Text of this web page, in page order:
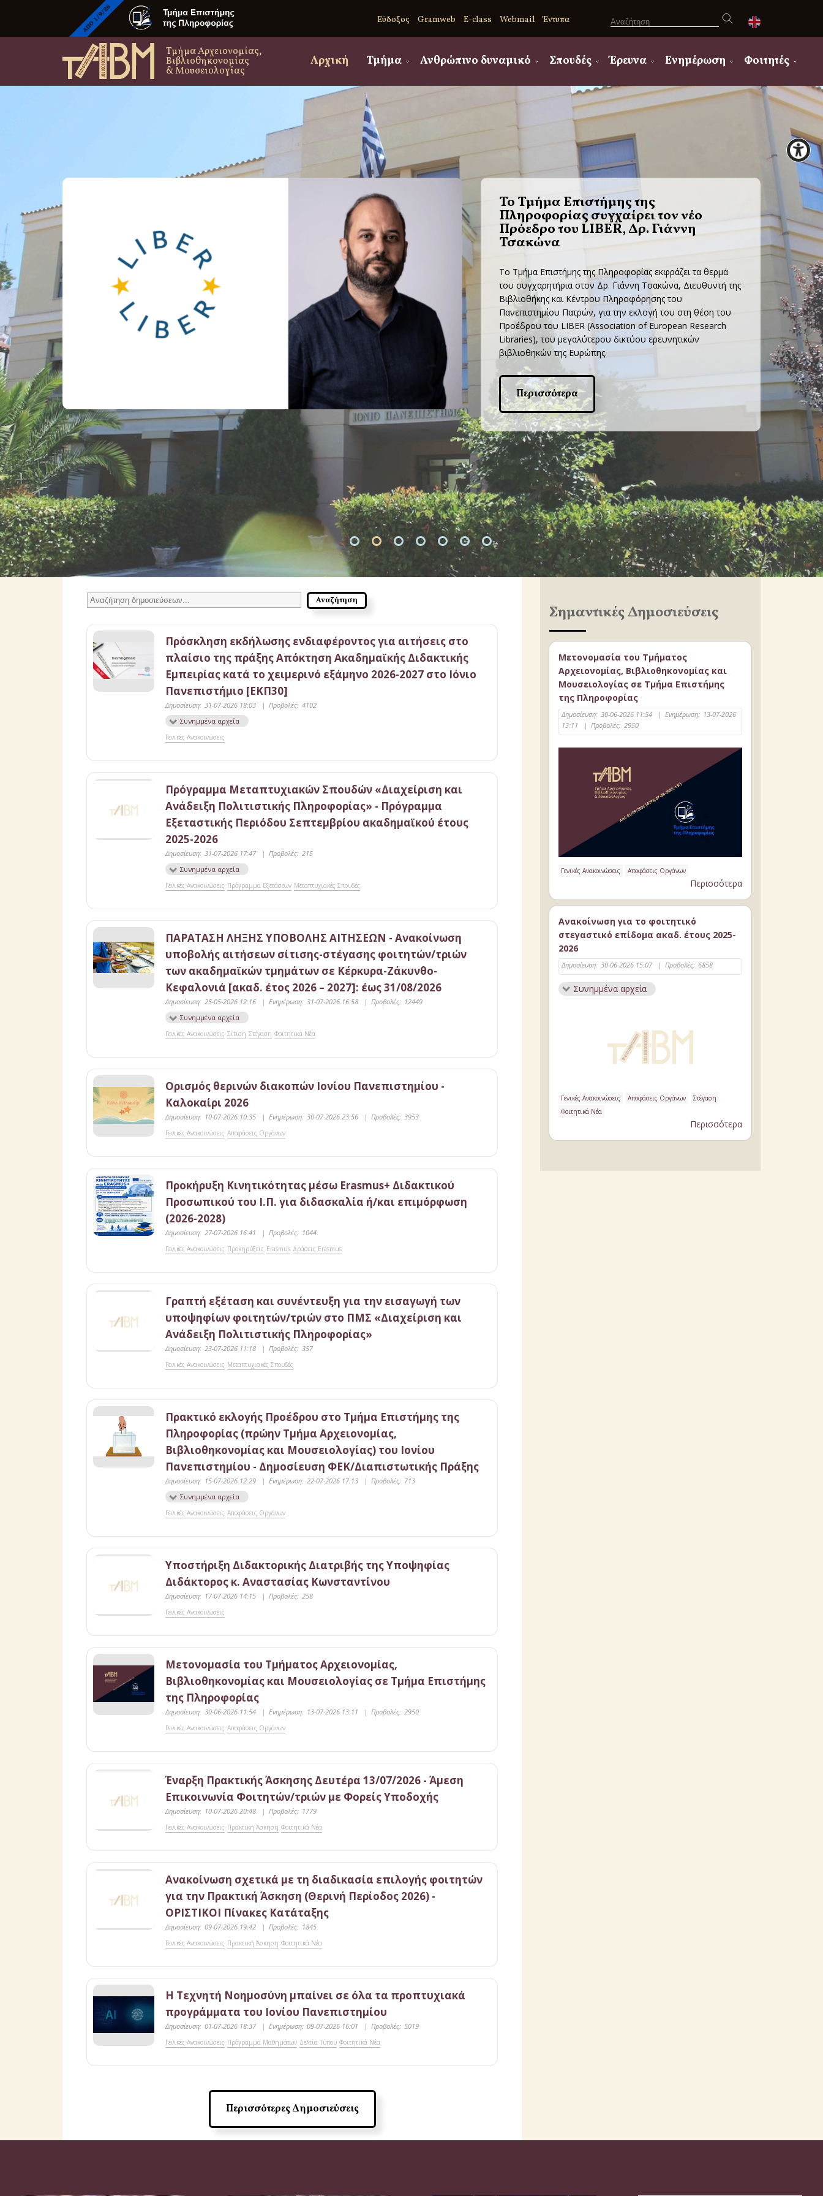
Εύδοξος Gramweb E-class Webmail Έντυπα
Τμήμα Αρχειονομίας,
Βιβλιοθηκονομίας
& Μουσειολογίας
Αρχική Τμήμα Ανθρώπινο δυναμικό Σπουδές Έρευνα Ενημέρωση Φοιτητές
Το Τμήμα Επιστήμης της
Πληροφορίας συγχαίρει τον νέο
Πρόεδρο του LIBER, Δρ. Γιάννη
Τσακώνα
Το Τμήμα Επιστήμης της Πληροφορίας εκφράζει τα θερμά
του συγχαρητήρια στον Δρ. Γιάννη Τσακώνα, Διευθυντή της
Βιβλιοθήκης και Κέντρου Πληροφόρησης του
Πανεπιστημίου Πατρών, για την εκλογή του στη θέση του
Προέδρου του LIBER (Association of European Research
Libraries), του μεγαλύτερου δικτύου ερευνητικών
βιβλιοθηκών της Ευρώπης.
Περισσότερα
Σημαντικές Δημοσιεύσεις
Μετονομασία του Τμήματος
Αρχειονομίας, Βιβλιοθηκονομίας και
Μουσειολογίας σε Τμήμα Επιστήμης
της Πληροφορίας
Δημοσίευση: 30-06-2026 11:54 | Ενημέρωση: 13-07-2026
13:11
| Προβολές: 2950
Γενικές Ανακοινώσεις Αποφάσεις Οργάνων
Περισσότερα
Ανακοίνωση για το φοιτητικό
στεγαστικό επίδομα ακαδ. έτους 2025-
2026
Δημοσίευση: 30-06-2026 15:07 | Προβολές: 6858
Συνημμένα αρχεία
Γενικές Ανακοινώσεις Αποφάσεις Οργάνων
Στέγαση
Φοιτητικά Νέα
Περισσότερα
Πρόσκληση εκδήλωσης ενδιαφέροντος για αιτήσεις στο
πλαίσιο της πράξης Απόκτηση Ακαδημαϊκής Διδακτικής
Εμπειρίας κατά το χειμερινό εξάμηνο 2026-2027 στο Ιόνιο
Πανεπιστήμιο [ΕΚΠ30]
Δημοσίευση: 31-07-2026 18:03 | Προβολές: 4102
Συνημμένα αρχεία
Γενικές Ανακοινώσεις
Πρόγραμμα Μεταπτυχιακών Σπουδών «Διαχείριση και
Ανάδειξη Πολιτιστικής Πληροφορίας» - Πρόγραμμα
Εξεταστικής Περιόδου Σεπτεμβρίου ακαδημαϊκού έτους
2025-2026
Δημοσίευση: 31-07-2026 17:47 | Προβολές: 215
Συνημμένα αρχεία
Γενικές Ανακοινώσεις Πρόγραμμα Εξετάσεων Μεταπτυχιακές Σπουδές
ΠΑΡΑΤΑΣΗ ΛΗΞΗΣ ΥΠΟΒΟΛΗΣ ΑΙΤΗΣΕΩΝ - Ανακοίνωση
υποβολής αιτήσεων σίτισης-στέγασης φοιτητών/τριών
των ακαδημαϊκών τμημάτων σε Κέρκυρα-Ζάκυνθο-
Κεφαλονιά [ακαδ. έτος 2026 – 2027]: έως 31/08/2026
Δημοσίευση: 25-05-2026 12:16 | Ενημέρωση: 31-07-2026 16:58 | Προβολές: 12449
Συνημμένα αρχεία
Γενικές Ανακοινώσεις Σίτιση Στέγαση Φοιτητικά Νέα
Ορισμός θερινών διακοπών Ιονίου Πανεπιστημίου -
Καλοκαίρι 2026
Δημοσίευση: 10-07-2026 10:35 | Ενημέρωση: 30-07-2026 23:56 | Προβολές: 3953
Γενικές Ανακοινώσεις Αποφάσεις Οργάνων
Προκήρυξη Κινητικότητας μέσω Erasmus+ Διδακτικού
Προσωπικού του Ι.Π. για διδασκαλία ή/και επιμόρφωση
(2026-2028)
Δημοσίευση: 27-07-2026 16:41 | Προβολές: 1044
Γενικές Ανακοινώσεις Προκηρύξεις Erasmus Δράσεις Erasmus
Γραπτή εξέταση και συνέντευξη για την εισαγωγή των
υποψηφίων φοιτητών/τριών στο ΠΜΣ «Διαχείριση και
Ανάδειξη Πολιτιστικής Πληροφορίας»
Δημοσίευση: 23-07-2026 11:18 | Προβολές: 357
Γενικές Ανακοινώσεις Μεταπτυχιακές Σπουδές
Πρακτικό εκλογής Προέδρου στο Τμήμα Επιστήμης της
Πληροφορίας (πρώην Τμήμα Αρχειονομίας,
Βιβλιοθηκονομίας και Μουσειολογίας) του Ιονίου
Πανεπιστημίου - Δημοσίευση ΦΕΚ/Διαπιστωτικής Πράξης
Δημοσίευση: 15-07-2026 12:29 | Ενημέρωση: 22-07-2026 17:13 | Προβολές: 713
Συνημμένα αρχεία
Γενικές Ανακοινώσεις Αποφάσεις Οργάνων
Υποστήριξη Διδακτορικής Διατριβής της Υποψηφίας
Διδάκτορος κ. Αναστασίας Κωνσταντίνου
Δημοσίευση: 17-07-2026 14:15 | Προβολές: 258
Γενικές Ανακοινώσεις
Μετονομασία του Τμήματος Αρχειονομίας,
Βιβλιοθηκονομίας και Μουσειολογίας σε Τμήμα Επιστήμης
της Πληροφορίας
Δημοσίευση: 30-06-2026 11:54 | Ενημέρωση: 13-07-2026 13:11 | Προβολές: 2950
Γενικές Ανακοινώσεις Αποφάσεις Οργάνων
Έναρξη Πρακτικής Άσκησης Δευτέρα 13/07/2026 - Άμεση
Επικοινωνία Φοιτητών/τριών με Φορείς Υποδοχής
Δημοσίευση: 10-07-2026 20:48 | Προβολές: 1779
Γενικές Ανακοινώσεις Πρακτική Άσκηση Φοιτητικά Νέα
Ανακοίνωση σχετικά με τη διαδικασία επιλογής φοιτητών
για την Πρακτική Άσκηση (Θερινή Περίοδος 2026) -
ΟΡΙΣΤΙΚΟΙ Πίνακες Κατάταξης
Δημοσίευση: 09-07-2026 19:42 | Προβολές: 1845
Γενικές Ανακοινώσεις Πρακτική Άσκηση Φοιτητικά Νέα
Η Τεχνητή Νοημοσύνη μπαίνει σε όλα τα προπτυχιακά
προγράμματα του Ιονίου Πανεπιστημίου
Δημοσίευση: 01-07-2026 18:37 | Ενημέρωση: 09-07-2026 16:01 | Προβολές: 5019
Γενικές Ανακοινώσεις Πρόγραμμα Μαθημάτων Δελτία Τύπου Φοιτητικά Νέα
Περισσότερες Δημοσιεύσεις